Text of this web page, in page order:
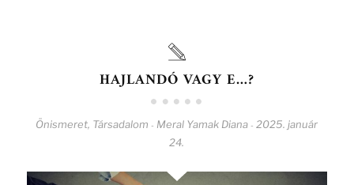
HAJLANDÓ VAGY E…?
Önismeret, Társadalom - Meral Yamak Diana - 2025. január
24.